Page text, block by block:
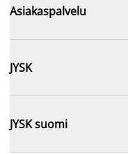
Asiakaspalvelu
JYSK
JYSK suomi